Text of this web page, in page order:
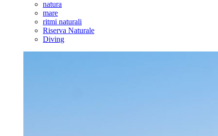
natura
mare
ritmi naturali
Riserva Naturale
Diving